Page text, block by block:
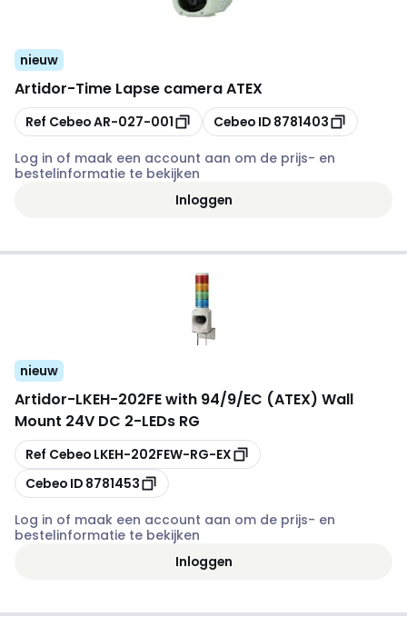
nieuw
Artidor-Time Lapse camera ATEX
Kopiëren
Ref CebeoAR-027-001 Kopiëren
Cebeo ID 8781403
Log in of maak een account aan om de prijs- en
bestelinformatie te bekijken
Inloggen
nieuw
Artidor-LKEH-202FE with 94/9/EC (ATEX) Wall
Mount 24V DC 2-LEDs RG
Kopiëren
Ref Cebeo LKEH-202FEW-RG-EX
Kopiëren
Cebeo ID 8781453
Log in of maak een account aan om de prijs- en
bestelinformatie te bekijken
Inloggen